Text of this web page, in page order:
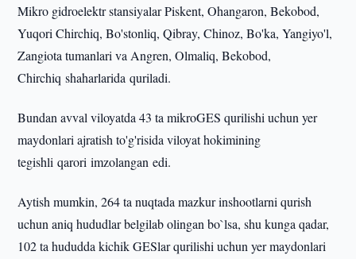
Mikro gidroelektr stansiyalar Piskent, Ohangaron, Bekobod,
Yuqori Chirchiq, Bo'stonliq, Qibray, Chinoz, Bo'ka, Yangiyo'l,
Zangiota tumanlari va Angren, Olmaliq, Bekobod,
Chirchiq shaharlarida quriladi.
Bundan avval viloyatda 43 ta mikroGES qurilishi uchun yer
maydonlari ajratish to'g'risida viloyat hokimining
tegishli qarori imzolangan edi.
Aytish mumkin, 264 ta nuqtada mazkur inshootlarni qurish
uchun aniq hududlar belgilab olingan bo`lsa, shu kunga qadar,
102 ta hududda kichik GESlar qurilishi uchun yer maydonlari